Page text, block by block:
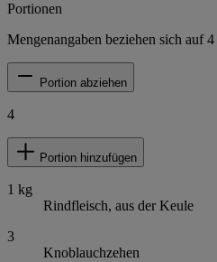
Portionen
Mengenangaben beziehen sich auf4
Portion abziehen
4
Portion hinzufügen
1 kg
Rindfleisch, aus der Keule
3
Knoblauchzehen